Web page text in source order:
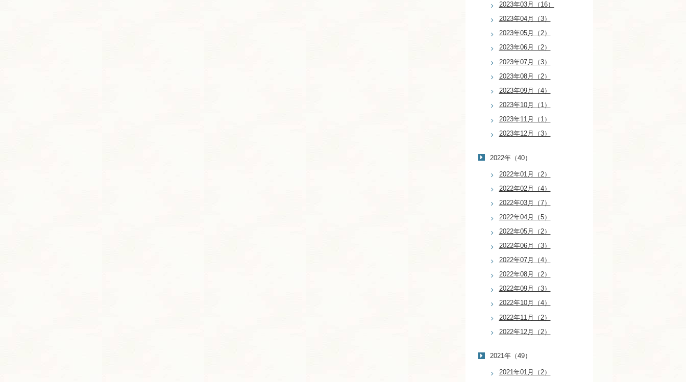
2023年03月（16）
2023年04月（3）
2023年05月（2）
2023年06月（2）
2023年07月（3）
2023年08月（2）
2023年09月（4）
2023年10月（1）
2023年11月（1）
2023年12月（3）
2022年（40）
2022年01月（2）
2022年02月（4）
2022年03月（7）
2022年04月（5）
2022年05月（2）
2022年06月（3）
2022年07月（4）
2022年08月（2）
2022年09月（3）
2022年10月（4）
2022年11月（2）
2022年12月（2）
2021年（49）
2021年01月（2）